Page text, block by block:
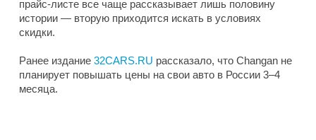
прайс-листе все чаще рассказывает лишь половину
истории — вторую приходится искать в условиях
скидки.
Ранее издание 32CARS.RU рассказало, что Changan не
планирует повышать цены на свои авто в России 3–4
месяца.